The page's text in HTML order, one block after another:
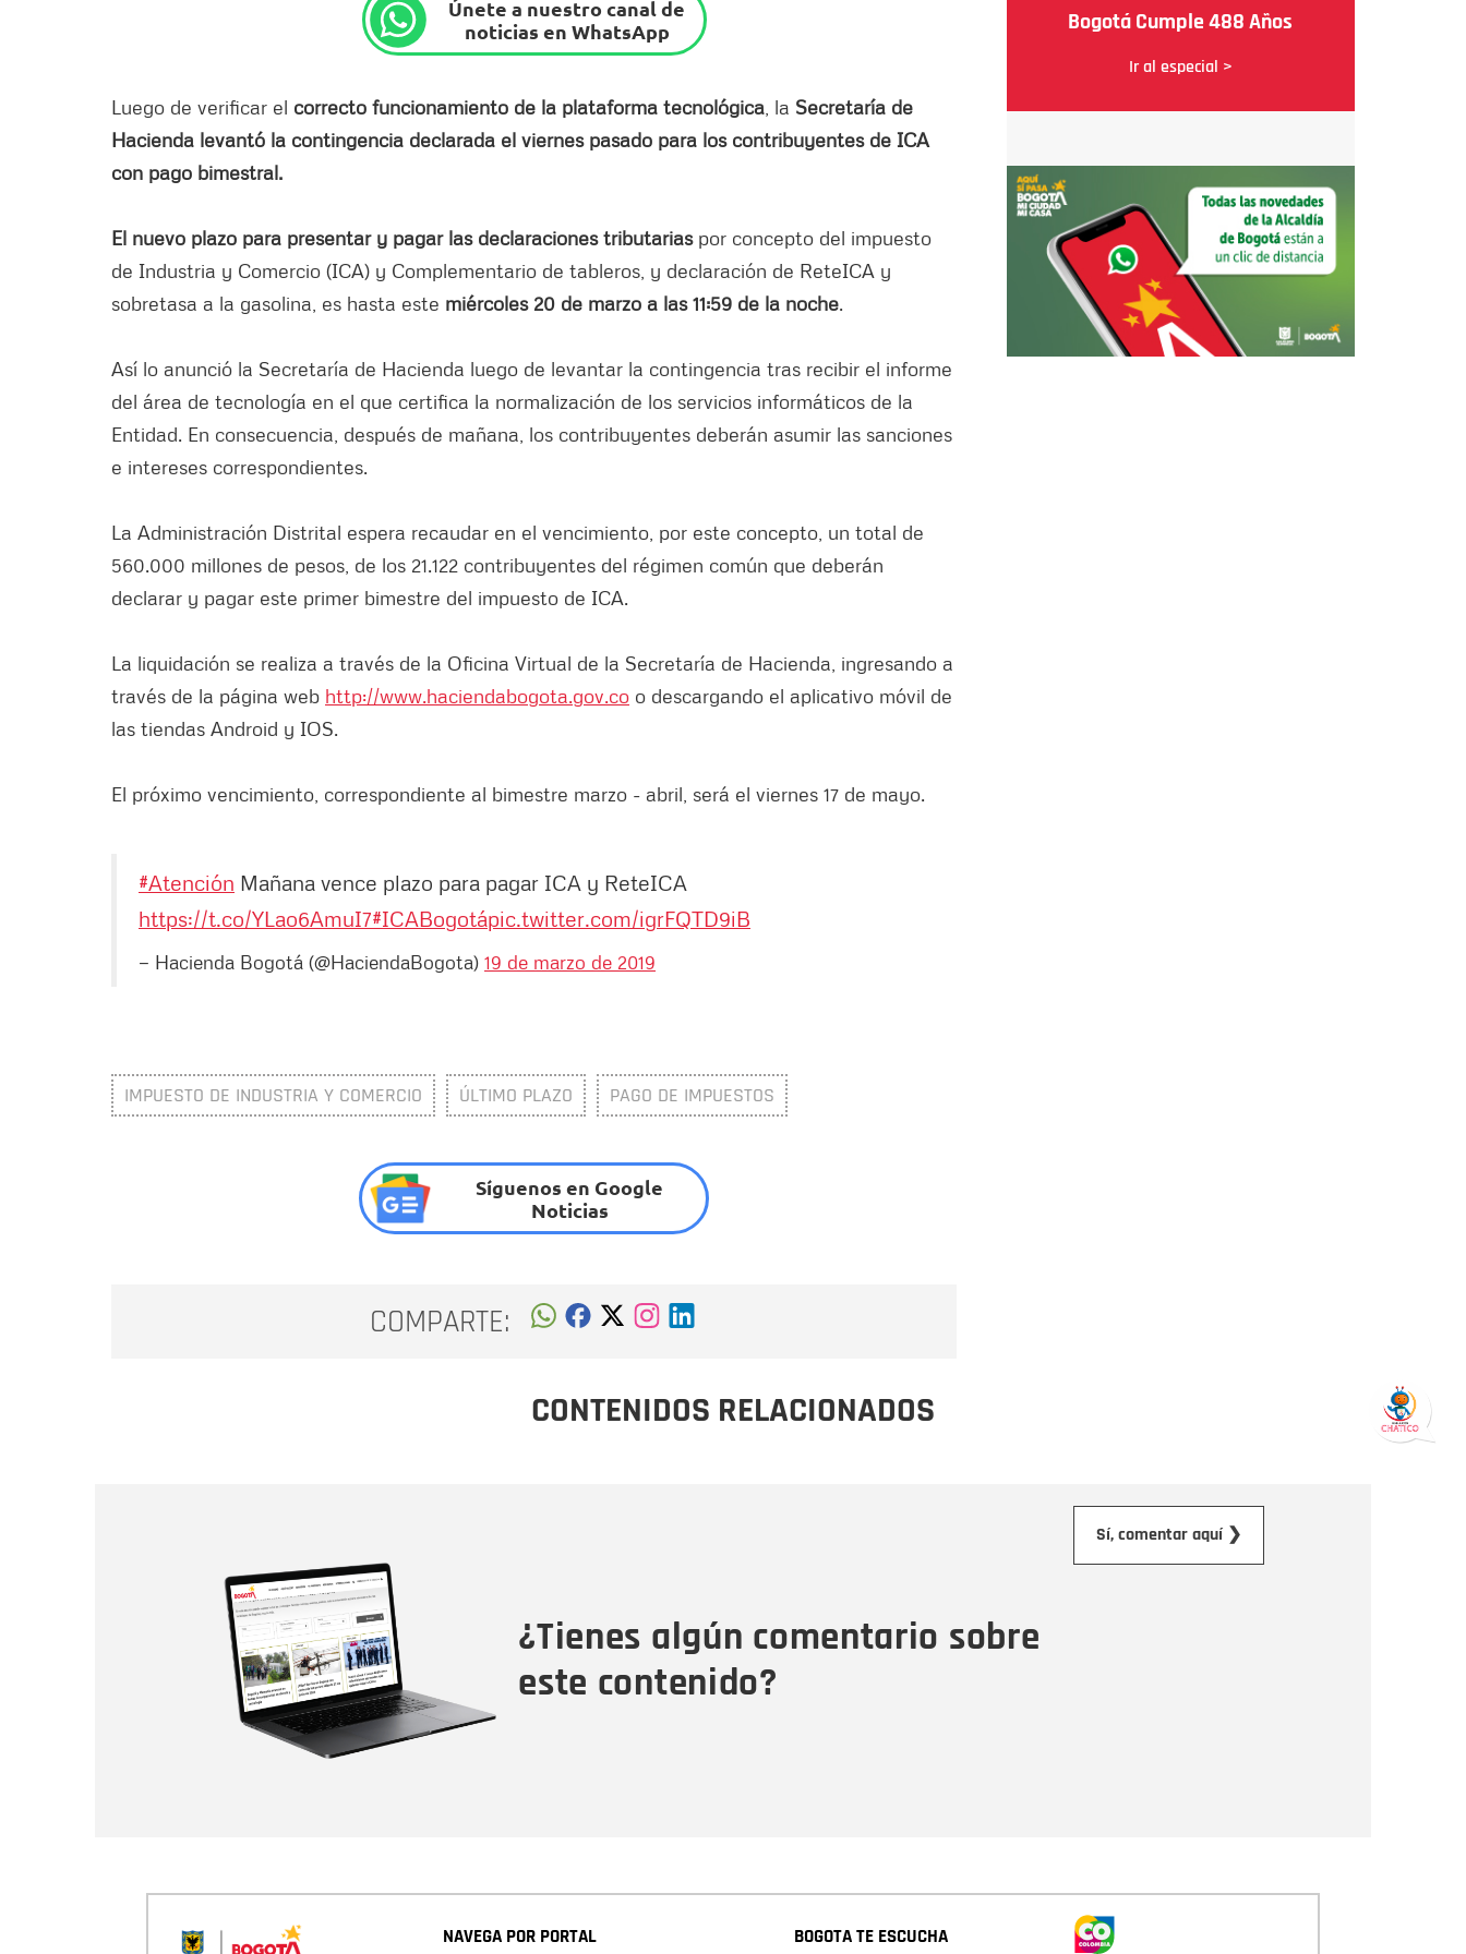
Únete a nuestro canal de
noticias en WhatsApp
Luego de verificar el correcto funcionamiento de la plataforma tecnológica , la Secretaría de
Hacienda levantó la contingencia declarada el viernes pasado para los contribuyentes de ICA
con pago bimestral.
El nuevo plazo para presentar y pagar las declaraciones tributariaspor concepto del impuesto
de Industria y Comercio (ICA) y Complementario de tableros, y declaración de ReteICA y
sobretasa a la gasolina, es hasta este miércoles 20 de marzo a las 11:59 de la noche.
Así lo anunció la Secretaría de Hacienda luego de levantar la contingencia tras recibir el informe
del área de tecnología en el que certifica la normalización de los servicios informáticos de la
Entidad. En consecuencia, después de mañana, los contribuyentes deberán asumir las sanciones
e intereses correspondientes.
La Administración Distrital espera recaudar en el vencimiento, por este concepto, un total de
560.000 millones de pesos, de los 21.122 contribuyentes del régimen común que deberán
declarar y pagar este primer bimestre del impuesto de ICA.
La liquidación se realiza a través de la Oficina Virtual de la Secretaría de Hacienda, ingresando a
través de la página web http://www.haciendabogota.gov.co o descargando el aplicativo móvil de
las tiendas Android y IOS.
El próximo vencimiento, correspondiente al bimestre marzo - abril, será el viernes 17 de mayo.
#Atención Mañana vence plazo para pagar ICA y ReteICA
https://t.co/YLao6AmuI7#ICABogotápic.twitter.com/igrFQTD9iB
— Hacienda Bogotá (@HaciendaBogota) 19 de marzo de 2019
IMPUESTO DE INDUSTRIA Y COMERCIO ÚLTIMO PLAZO PAGO DE IMPUESTOS
Síguenos en Google
Noticias
COMPARTE:
Bogotá Cumple 488 Años
Ir al especial >
CONTENIDOS RELACIONADOS
¿Tienes algún comentario sobre
este contenido?
Sí, comentar aquí ❯
NAVEGA POR PORTAL BOGOTA TE ESCUCHA